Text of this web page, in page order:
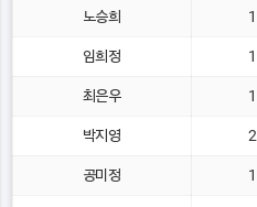
노승희 1
임희정 1
최은우 1
박지영 2
공미정 1